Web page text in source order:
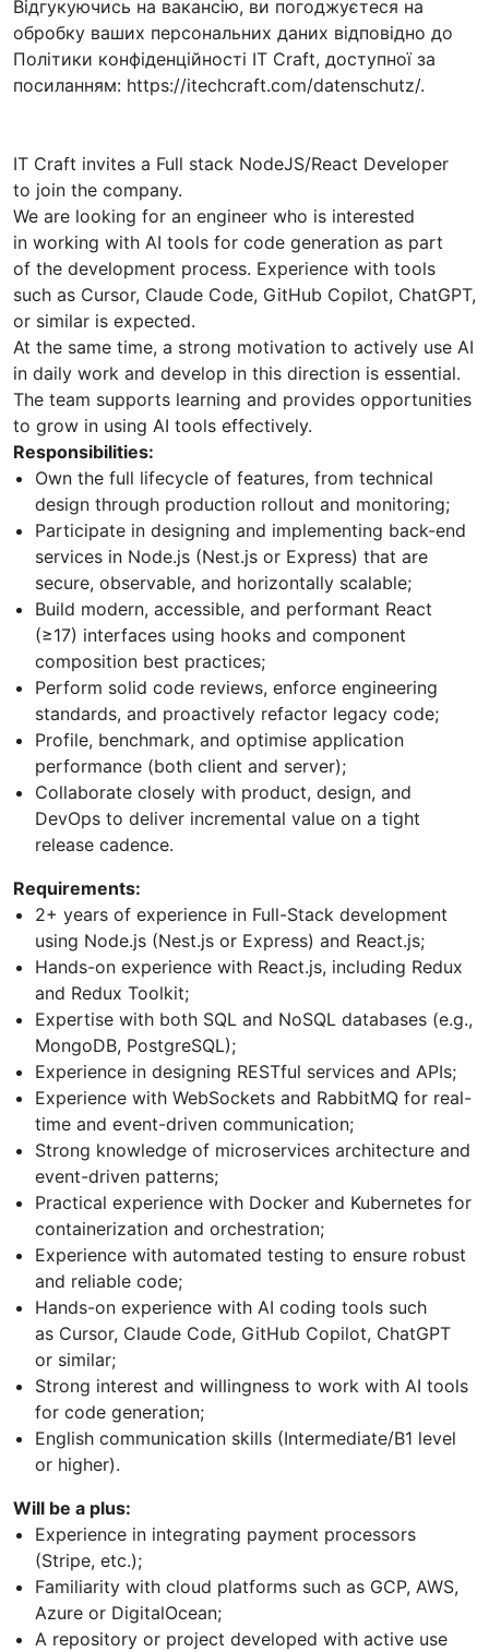
Відгукуючись на вакансію, ви погоджуєтеся на
обробку ваших персональних даних відповідно до
Політики конфіденційності IT Craft, доступної за
посиланням: https://itechcraft.com/datenschutz/.
IT Craft invites a Full stack NodeJS/React Developer
to join the company.
We are looking for an engineer who is interested
in working with AI tools for code generation as part
of the development process. Experience with tools
such as Cursor, Claude Code, GitHub Copilot, ChatGPT,
or similar is expected.
At the same time, a strong motivation to actively use AI
in daily work and develop in this direction is essential.
The team supports learning and provides opportunities
to grow in using AI tools effectively.
Responsibilities:
Own the full lifecycle of features, from technical
design through production rollout and monitoring;
Participate in designing and implementing back-end
services in Node.js (Nest.js or Express) that are
secure, observable, and horizontally scalable;
Build modern, accessible, and performant React
(≥17) interfaces using hooks and component
composition best practices;
Perform solid code reviews, enforce engineering
standards, and proactively refactor legacy code;
Profile, benchmark, and optimise application
performance (both client and server);
Collaborate closely with product, design, and
DevOps to deliver incremental value on a tight
release cadence.
Requirements:
2+ years of experience in Full-Stack development
using Node.js (Nest.js or Express) and React.js;
Hands-on experience with React.js, including Redux
and Redux Toolkit;
Expertise with both SQL and NoSQL databases (e.g.,
MongoDB, PostgreSQL);
Experience in designing RESTful services and APIs;
Experience with WebSockets and RabbitMQ for real-
time and event-driven communication;
Strong knowledge of microservices architecture and
event-driven patterns;
Practical experience with Docker and Kubernetes for
containerization and orchestration;
Experience with automated testing to ensure robust
and reliable code;
Hands-on experience with AI coding tools such
as Cursor, Claude Code, GitHub Copilot, ChatGPT
or similar;
Strong interest and willingness to work with AI tools
for code generation;
English communication skills (Intermediate/B1 level
or higher).
Will be a plus:
Experience in integrating payment processors
(Stripe, etc.);
Familiarity with cloud platforms such as GCP, AWS,
Azure or DigitalOcean;
A repository or project developed with active use